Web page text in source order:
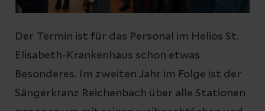
Der Termin ist für das Personal im Helios St.
Elisabeth-Krankenhaus schon etwas
Besonderes. Im zweiten Jahr im Folge ist der
Sängerkranz Reichenbach über alle Stationen